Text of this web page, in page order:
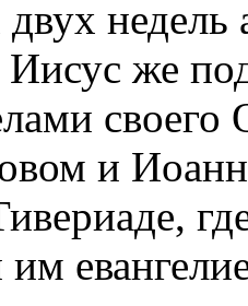
двух
же
и